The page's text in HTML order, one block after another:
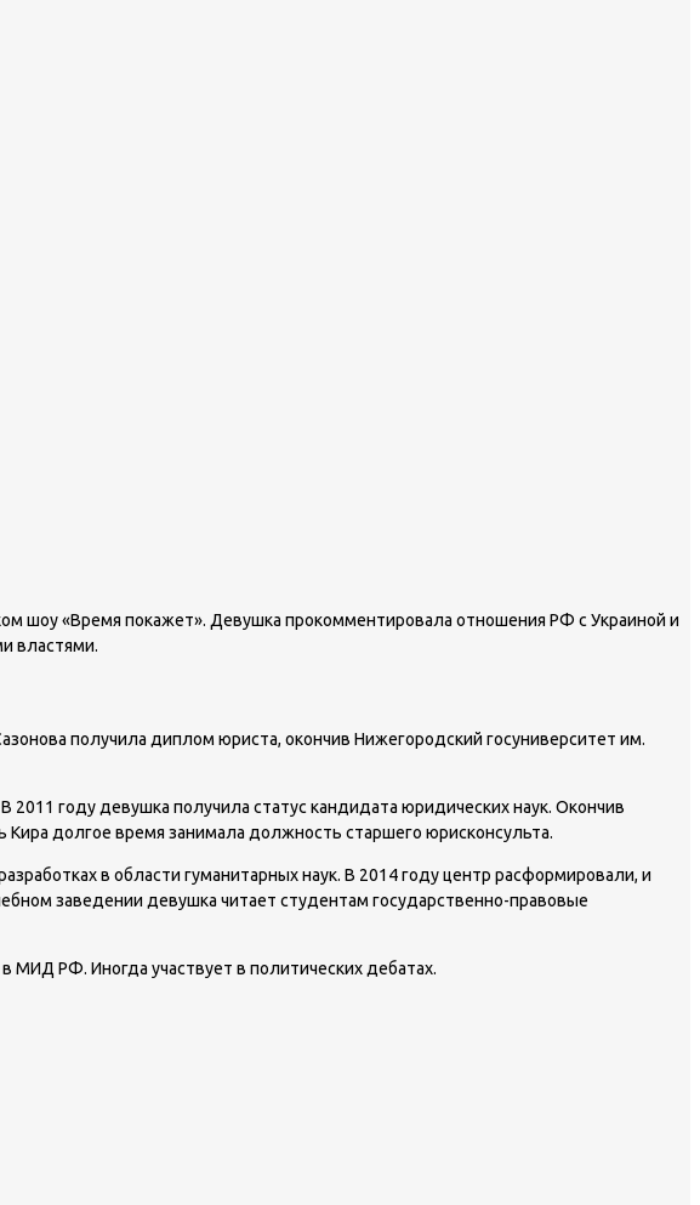
шоу «Время покажет». Девушка прокомментировала отношения РФ с Украиной и
властями.
получила диплом юриста, окончив Нижегородский госуниверситет им.
году девушка получила статус кандидата юридических наук. Окончив
Кира долгое время занимала должность старшего юрисконсульта.
в области гуманитарных наук. В 2014 году центр расформировали, и
заведении девушка читает студентам государственно-правовые
РФ. Иногда участвует в политических дебатах.